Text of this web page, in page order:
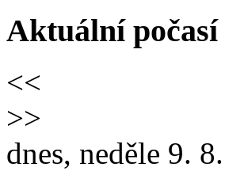
Aktuální počasí
<<
>>
dnes, neděle 9.